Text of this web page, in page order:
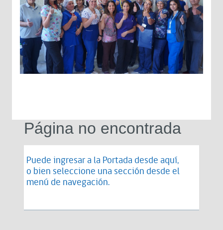
Página no encontrada
Puede ingresar a la Portada desde aquí,
o bien seleccione una sección desde el
menú de navegación.